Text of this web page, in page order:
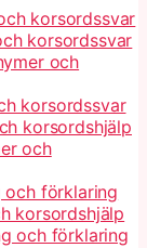
korsordssvar
korsordssvar
och
korsordssvar
korsordshjälp
och
och förklaring
korsordshjälp
och förklaring